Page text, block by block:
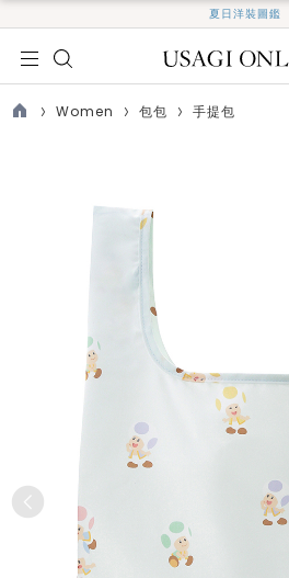
夏日洋裝圖鑑
Women 包包 手提包